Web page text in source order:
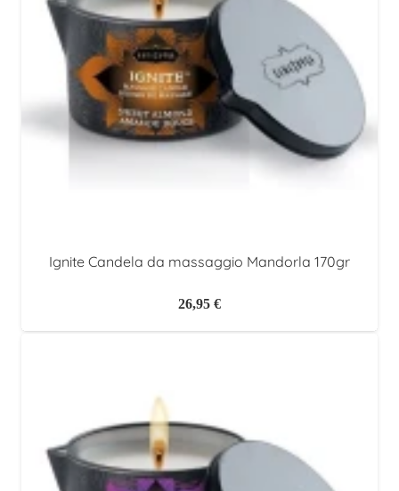
Ignite Candela da massaggio Mandorla 170gr
26,95 €